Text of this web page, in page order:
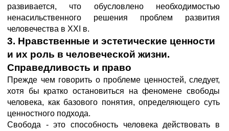
развивается, что обусловлено необходимостью
ненасильственного решения проблем развития
человечества в XXI в.
3. Нравственные и эстетические ценности
и их роль в человеческой жизни.
Справедливость и право
Прежде чем говорить о проблеме ценностей, следует,
хотя бы кратко остановиться на феномене свободы
человека, как базового понятия, определяющего суть
ценностного подхода.
Свобода - это способность человека действовать в